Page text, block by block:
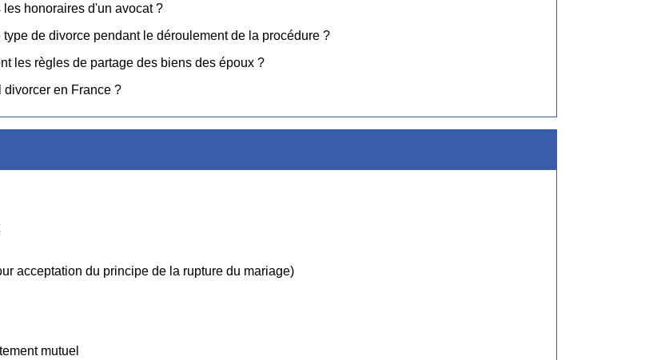
honoraires d'un avocat ?
type de divorce pendant le déroulement de la procédure ?
les règles de partage des biens des époux ?
divorcer en France ?
acceptation du principe de la rupture du mariage)
mutuel